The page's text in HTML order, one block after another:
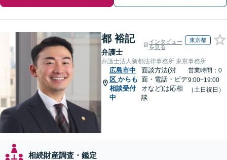
都 裕記
弁護士
インタビュー
を見る
東京都
弁護士法人新都法律事務所 東京事務所
広島市中
区 からも
相談受付
中
面談方法(対
面・電話・ビデ
オなど)は応相
談
営業時間：0
9:00~19:00
（土日祝日）
相続財産調査・鑑定